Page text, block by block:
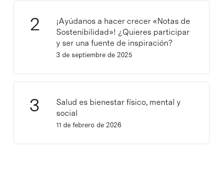
¡Ayúdanos a hacer crecer «Notas de
Sostenibilidad»! ¿Quieres participar
y ser una fuente de inspiración?
3 de septiembre de 2025
Salud es bienestar físico, mental y
social
11 de febrero de 2026